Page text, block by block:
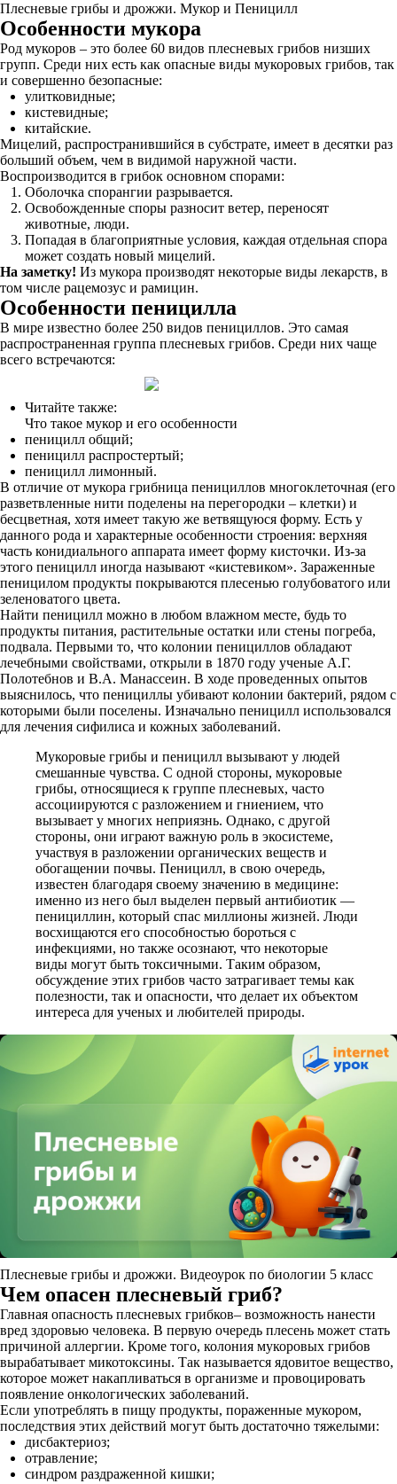
Плесневые грибы и дрожжи. Мукор и Пеницилл
Особенности мукора
Род мукоров – это более 60 видов плесневых грибов низших
групп. Среди них есть как опасные виды мукоровых грибов, так
и совершенно безопасные:
улитковидные;
кистевидные;
китайские.
Мицелий, распространившийся в субстрате, имеет в десятки раз
больший объем, чем в видимой наружной части.
Воспроизводится в грибок основном спорами:
Оболочка спорангии разрывается.
Освобожденные споры разносит ветер, переносят
животные, люди.
Попадая в благоприятные условия, каждая отдельная спора
может создать новый мицелий.
На заметку! Из мукора производят некоторые виды лекарств, в
том числе рацемозус и рамицин.
Особенности пеницилла
В мире известно более 250 видов пенициллов. Это самая
распространенная группа плесневых грибов. Среди них чаще
всего встречаются:
Читайте также:
Что такое мукор и его особенности
пеницилл общий;
пеницилл распростертый;
пеницилл лимонный.
В отличие от мукора грибница пенициллов многоклеточная (его
разветвленные нити поделены на перегородки – клетки) и
бесцветная, хотя имеет такую же ветвящуюся форму. Есть у
данного рода и характерные особенности строения: верхняя
часть конидиального аппарата имеет форму кисточки. Из-за
этого пеницилл иногда называют «кистевиком». Зараженные
пеницилом продукты покрываются плесенью голубоватого или
зеленоватого цвета.
Найти пеницилл можно в любом влажном месте, будь то
продукты питания, растительные остатки или стены погреба,
подвала. Первыми то, что колонии пенициллов обладают
лечебными свойствами, открыли в 1870 году ученые А.Г.
Полотебнов и В.А. Манассеин. В ходе проведенных опытов
выяснилось, что пенициллы убивают колонии бактерий, рядом с
которыми были поселены. Изначально пеницилл использовался
для лечения сифилиса и кожных заболеваний.
Мукоровые грибы и пеницилл вызывают у людей
смешанные чувства. С одной стороны, мукоровые
грибы, относящиеся к группе плесневых, часто
ассоциируются с разложением и гниением, что
вызывает у многих неприязнь. Однако, с другой
стороны, они играют важную роль в экосистеме,
участвуя в разложении органических веществ и
обогащении почвы. Пеницилл, в свою очередь,
известен благодаря своему значению в медицине:
именно из него был выделен первый антибиотик —
пенициллин, который спас миллионы жизней. Люди
восхищаются его способностью бороться с
инфекциями, но также осознают, что некоторые
виды могут быть токсичными. Таким образом,
обсуждение этих грибов часто затрагивает темы как
полезности, так и опасности, что делает их объектом
интереса для ученых и любителей природы.
Плесневые грибы и дрожжи. Видеоурок по биологии 5 класс
Чем опасен плесневый гриб?
Главная опасность плесневых грибков– возможность нанести
вред здоровью человека. В первую очередь плесень может стать
причиной аллергии. Кроме того, колония мукоровых грибов
вырабатывает микотоксины. Так называется ядовитое вещество,
которое может накапливаться в организме и провоцировать
появление онкологических заболеваний.
Если употреблять в пищу продукты, пораженные мукором,
последствия этих действий могут быть достаточно тяжелыми:
дисбактериоз;
отравление;
синдром раздраженной кишки;